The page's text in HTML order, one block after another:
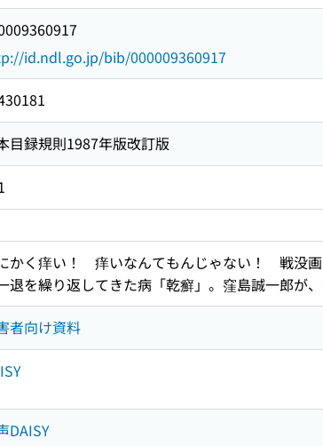
id.ndl.go.jp/bib/000009360917
目録規則1987年版改訂版
かく痒い！ 痒いなんてもんじゃない！ 戦没画
退を繰り返してきた病「乾癬」。窪島誠一郎が
者向け資料
DAISY